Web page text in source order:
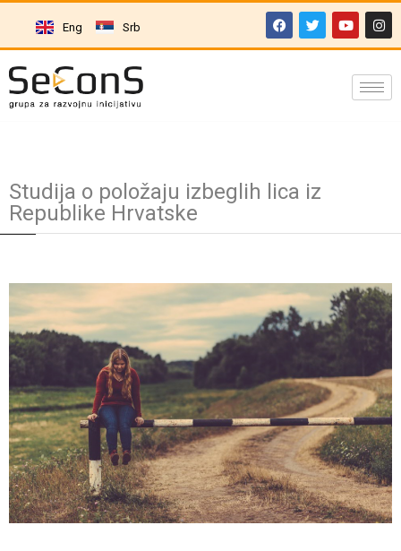
Eng Srb
Studija o položaju izbeglih lica iz
Republike Hrvatske